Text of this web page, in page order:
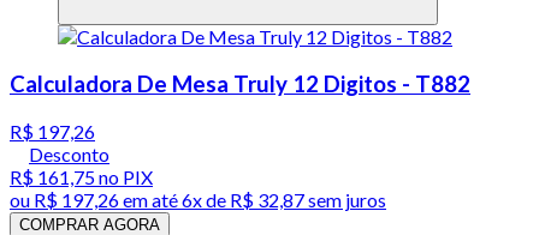
Calculadora De Mesa Truly 12 Digitos - T882
R$ 197,26
Desconto
R$ 161,75no PIX
ou R$ 197,26em até6x de R$ 32,87 sem juros
COMPRAR AGORA